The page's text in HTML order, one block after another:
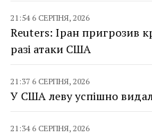
21:54 6 СЕРПНЯ, 2026
Reuters: Іран пригрозив
разі атаки США
21:37 6 СЕРПНЯ, 2026
У США леву успішно
21:34 6 СЕРПНЯ, 2026